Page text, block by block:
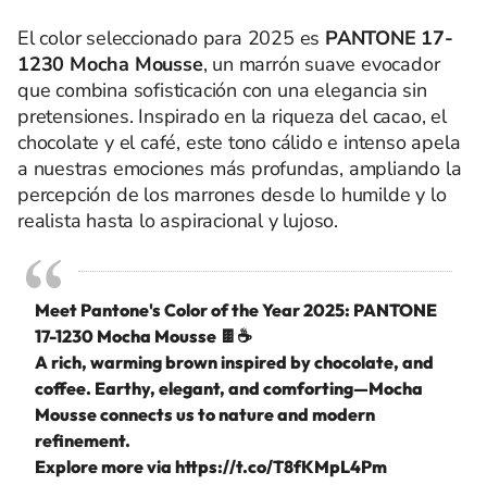
El color seleccionado para 2025 es PANTONE 17-
1230 Mocha Mousse, un marrón suave evocador
que combina sofisticación con una elegancia sin
pretensiones. Inspirado en la riqueza del cacao, el
chocolate y el café, este tono cálido e intenso apela
a nuestras emociones más profundas, ampliando la
percepción de los marrones desde lo humilde y lo
realista hasta lo aspiracional y lujoso.
Meet Pantone's Color of the Year 2025: PANTONE
17-1230 Mocha Mousse 🍫☕
A rich, warming brown inspired by chocolate, and
coffee. Earthy, elegant, and comforting—Mocha
Mousse connects us to nature and modern
refinement.
Explore more via https://t.co/T8fKMpL4Pm